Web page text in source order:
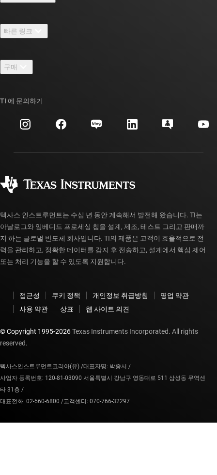
채용
뉴스룸
이벤트
투자 관계
빠른 링크
TI E2E™ 설계 지원 포럼
대체품 검색
고객 지원 센터
myTI 계정 FAQ
구매
주문 FAQ
TI 에 문의하기
텍사스 인스트루먼트는 수십 년 동안 계속해서 발전해 왔습니다. TI는
아날로그와 임베디드 프로세싱 칩을 설계, 제조, 테스트 그리고 판매까
지 하는 글로벌 반도체 회사입니다. TI의 제품은 고객이 효율적으로 전
력을 관리하고, 정확한 데이터를 감지 후 전송하고, 설계에서 핵심 제어
또는 처리 기능을 할 수 있도록 지원합니다.
접근성 쿠키 정책 개인정보 취급방침
영업 약관
사용 약관
상표 웹 사이트 의견
© Copyright 1995-2026Texas Instruments Incorporated. All rights
reserved.
텍사스인스트루먼트코리아(유) /대표자명: 박중서 /
사업자 등록번호: 120-81-03090 서울특별시 강남구 영동대로 511 삼성동 무역센
타 31층 /
대표전화: 02-560-6800 /고객센터: 070-766-32297